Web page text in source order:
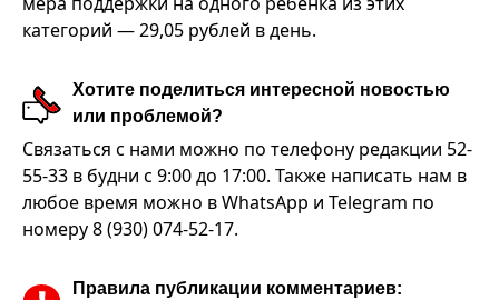
категорий — 29,05 рублей в день.
Хотите поделиться интересной новостью
или проблемой?
Связаться с нами можно по телефону редакции 52-
55-33 в будни с 9:00 до 17:00. Также написать нам в
любое время можно в WhatsApp и Telegram по
номеру 8 (930) 074-52-17.
Правила публикации комментариев: